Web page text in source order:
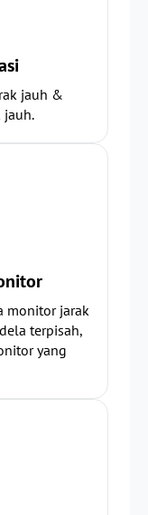
jauh &
jauh.
monitor jarak
terpisah,
yang